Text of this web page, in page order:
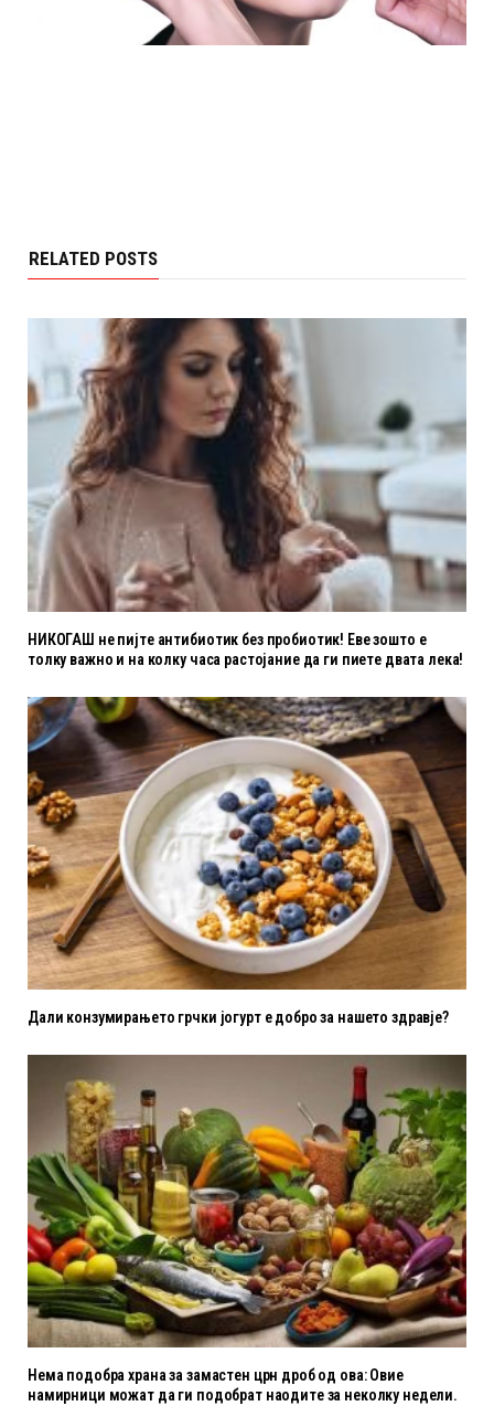
RELATED POSTS
НИКОГАШ не пијте антибиотик без пробиотик! Еве зошто е
толку важно и на колку часа растојание да ги пиете двата лека!
Дали конзумирањето грчки јогурт е добро за нашето здравје?
Нема подобра храна за замастен црн дроб од ова: Овие
намирници можат да ги подобрат наодите за неколку недели.